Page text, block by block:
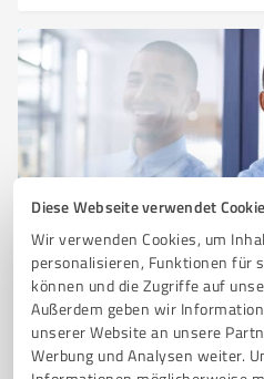
Diese Webseite verwendet
Wir verwenden Cookies, um
personalisieren, Funktionen für
können und die Zugriffe auf
Außerdem geben wir
unserer Website an unsere
Werbung und Analysen weiter.
Sie möchten auch hier
Registrieren Sie sich jetzt
Kunden empfohlener